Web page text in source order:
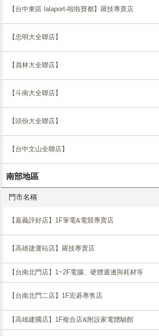
【台中東區 lalaport-啦啦寶都】羅技專賣店
【忠明大全聯店】
【員林大全聯店】
【斗南大全聯店】
【頭份大全聯店】
【台中文山全聯店】
南部地區
門市名稱
【嘉義評好店】1F筆電&電競專賣店
【高雄捷運站店】羅技專賣店
【台南北門店】1~2F電腦、硬體週邊與耗材等
【台南北門二店】1F宏碁專售店
【高雄建國店】1F複合店&附設家電體驗館